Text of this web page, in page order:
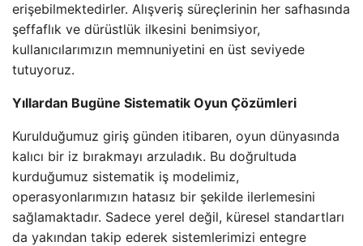
erişebilmektedirler. Alışveriş süreçlerinin her safhasında
şeffaflık ve dürüstlük ilkesini benimsiyor,
kullanıcılarımızın memnuniyetini en üst seviyede
tutuyoruz.
Yıllardan Bugüne Sistematik Oyun Çözümleri
Kurulduğumuz giriş günden itibaren, oyun dünyasında
kalıcı bir iz bırakmayı arzuladık. Bu doğrultuda
kurduğumuz sistematik iş modelimiz,
operasyonlarımızın hatasız bir şekilde ilerlemesini
sağlamaktadır. Sadece yerel değil, küresel standartları
da yakından takip ederek sistemlerimizi entegre